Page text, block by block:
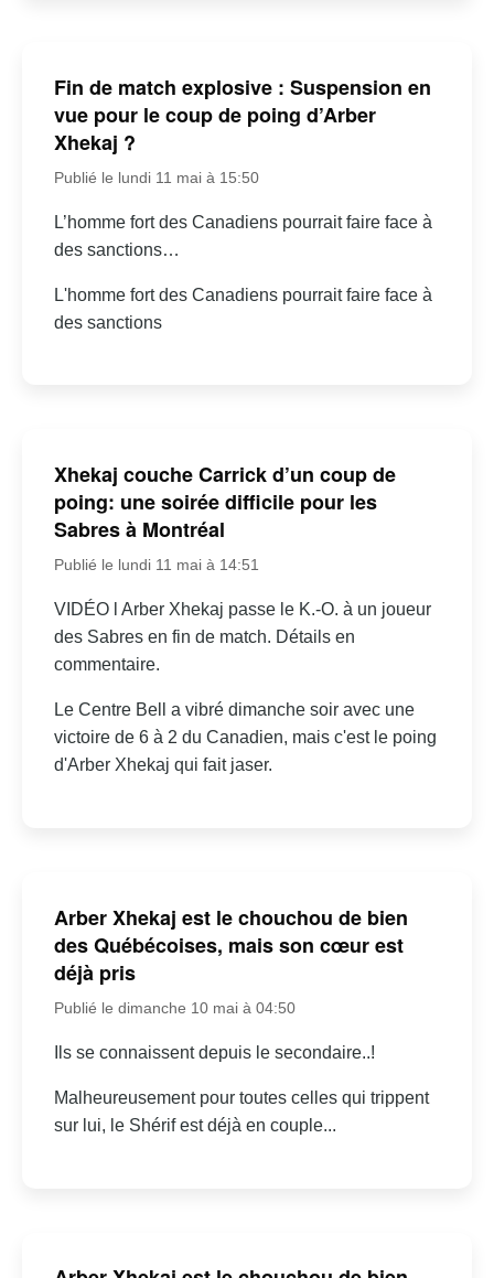
Fin de match explosive : Suspension en
vue pour le coup de poing d’Arber
Xhekaj ?
Publié le lundi 11 mai à 15:50
L’homme fort des Canadiens pourrait faire face à
des sanctions…
L'homme fort des Canadiens pourrait faire face à
des sanctions
Xhekaj couche Carrick d’un coup de
poing: une soirée difficile pour les
Sabres à Montréal
Publié le lundi 11 mai à 14:51
VIDÉO l Arber Xhekaj passe le K.-O. à un joueur
des Sabres en fin de match. Détails en
commentaire.
Le Centre Bell a vibré dimanche soir avec une
victoire de 6 à 2 du Canadien, mais c'est le poing
d'Arber Xhekaj qui fait jaser.
Arber Xhekaj est le chouchou de bien
des Québécoises, mais son cœur est
déjà pris
Publié le dimanche 10 mai à 04:50
Ils se connaissent depuis le secondaire..!
Malheureusement pour toutes celles qui trippent
sur lui, le Shérif est déjà en couple...